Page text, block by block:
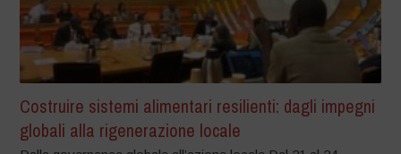
Costruire sistemi alimentari resilienti: dagli impegni
globali alla rigenerazione locale